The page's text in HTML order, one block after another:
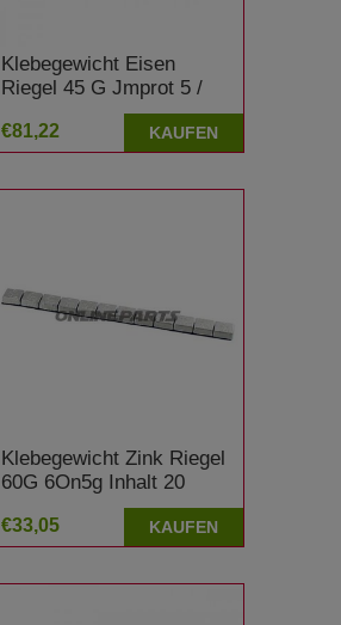
Klebegewicht Eisen
Riegel 45 G Jmprot 5 /
2.5 Gramm Inhalt 15
€81,22 KAUFEN
Klebegewicht Zink Riegel
60G 6On5g Inhalt 20
€33,05 KAUFEN